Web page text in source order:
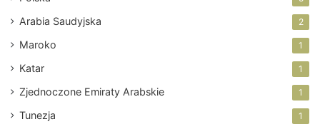
Arabia Saudyjska 2
Maroko 1
Katar 1
Zjednoczone Emiraty Arabskie 1
Tunezja 1